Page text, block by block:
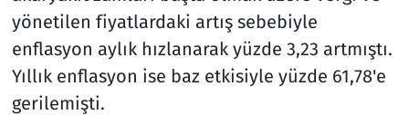
yönetilen fiyatlardaki artış sebebiyle
enflasyon aylık hızlanarak yüzde 3,23 artmıştı.
Yıllık enflasyon ise baz etkisiyle yüzde 61,78'e
gerilemişti.